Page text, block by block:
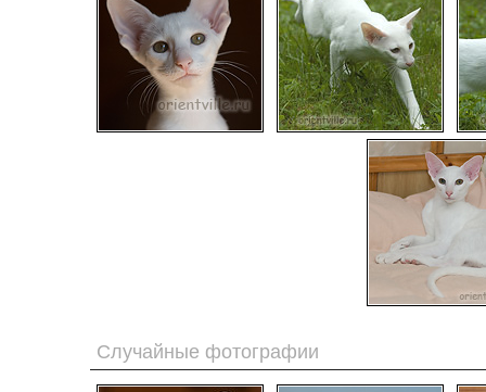
Случайные фотографии